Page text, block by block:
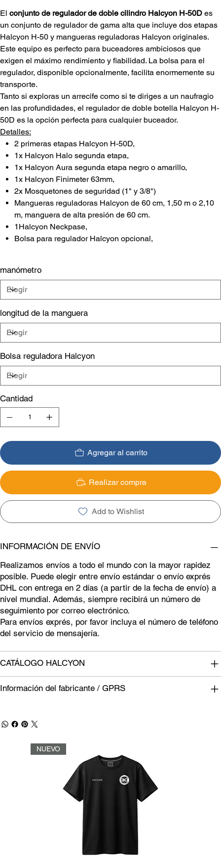
El conjunto de regulador de doble cilindro Halcyon H-50D es
un conjunto de regulador de gama alta que incluye dos etapas
Halcyon H-50 y mangueras reguladoras Halcyon originales.
Este equipo es perfecto para buceadores ambiciosos que
exigen el máximo rendimiento y fiabilidad. La bolsa para el
regulador, disponible opcionalmente, facilita enormemente su
transporte.
Tanto si exploras un arrecife como si te diriges a un naufragio
en las profundidades, el regulador de doble botella Halcyon H-
50D es la opción perfecta para cualquier buceador.
Detalles:
2 primeras etapas Halcyon H-50D,
1x Halcyon Halo segunda etapa,
1x Halcyon Aura segunda etapa negro o amarillo,
1x Halcyon Finimeter 63mm,
2x Mosquetones de seguridad (1" y 3/8")
Mangueras reguladoras Halcyon de 60 cm, 1,50 m o 2,10
m, manguera de alta presión de 60 cm.
1Halcyon Neckpase,
Bolsa para regulador Halcyon opcional,
manómetro
longitud de la manguera
Bolsa reguladora Halcyon
Cantidad
Agregar al carrito
Realizar compra
Add to Wishlist
INFORMACIÓN DE ENVÍO
Realizamos envíos a todo el mundo con la mayor rapidez
posible. Puede elegir entre envío estándar o envío exprés
DHL con entrega en 2 días (a partir de la fecha de envío) a
nivel mundial. Además, siempre recibirá un número de
seguimiento por correo electrónico.
Para envíos exprés, por favor incluya el número de teléfono
del servicio de mensajería.
CATÁLOGO HALCYON
Información del fabricante / GPRS
NUEVO